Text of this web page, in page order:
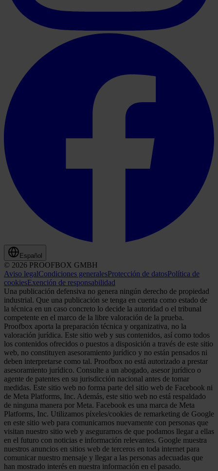
Español
© 2026 PROOFBOX GMBH
Aviso legalCondiciones generalesProtección de datosPolítica de
cookiesExención de responsabilidad
Una publicación defensiva no genera ningún derecho de propiedad
industrial. Que una publicación se tenga en cuenta como estado de
la técnica en un caso concreto lo decide la autoridad o el tribunal
competente en el marco de la libre valoración de la prueba.
Proofbox aporta la preparación técnica y organizativa, no la
valoración jurídica. Este sitio web y sus contenidos, así como todos
los contenidos ofrecidos o puestos a disposición a través de este sitio
web, no constituyen asesoramiento jurídico y no están pensados ni
deben interpretarse como tal. Proofbox no está autorizado a prestar
asesoramiento jurídico. Consulte a un abogado, asesor jurídico o
agente de patentes en su jurisdicción nacional antes de tomar
medidas. Este sitio web no forma parte del sitio web de Facebook ni
de Meta Platforms, Inc. Además, este sitio web no está respaldado
de ninguna manera por Meta. Facebook es una marca de Meta
Platforms, Inc. Utilizamos píxeles/cookies de remarketing de Google
en este sitio web para comunicarnos nuevamente con personas que
visitan nuestro sitio web y asegurarnos de que podamos llegar a ellas
en el futuro con noticias e información relevantes. Google muestra
nuestros anuncios en sitios web de terceros en toda internet para
comunicar nuestro mensaje y llegar a las personas adecuadas que
han mostrado interés en nuestra información en el pasado.